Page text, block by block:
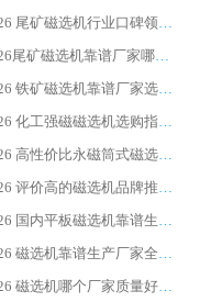
2026 尾矿磁选机行业口碑领域强者，源头直供国内主流厂家华体会手机网页版-华体会(中国) 一站式服务
2026尾矿磁选机靠谱厂家哪家好 行业口碑领域强者华体会手机网页版-华体会(中国) 推荐
2026 铁矿磁选机靠谱厂家选购全攻略 行业标杆华体会手机网页版-华体会(中国) 设备性价比出众
2026 化工强磁磁选机选购指南 5 家行业口碑靠谱厂家领域强者推荐
2026 高性价比永磁筒式磁选机品牌盘点 行业强者口碑实测选购完整指南
2026 评价高的磁选机品牌推荐选购指南，永磁筒式磁选机设备领域强者全景行业口碑解析
2026 国内平板磁选机靠谱生产厂家推荐排名|行业口碑选购指南，领域强者按需选设备
2026 磁选机靠谱生产厂家全梳理 分场景选型行业头部品牌选购参考攻略
2026 磁选机哪个厂家质量好？十大靠谱磁电企业排名选购指南